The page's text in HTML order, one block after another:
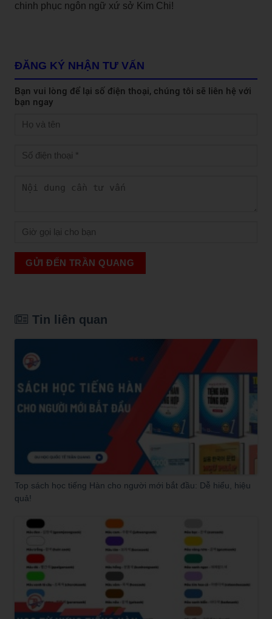
chinh phục ngôn ngữ xứ sở Kim Chi!
ĐĂNG KÝ NHẬN TƯ VẤN
Bạn vui lòng để lại số điện thoại, chúng tôi sẽ liên hệ với
bạn ngay
GỬI ĐẾN TRẦN QUANG
Tin liên quan
Top sách học tiếng Hàn cho người mới bắt đầu: Dễ hiểu, hiệu
quả!